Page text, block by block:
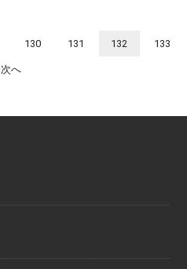
130 131 132 133
次へ